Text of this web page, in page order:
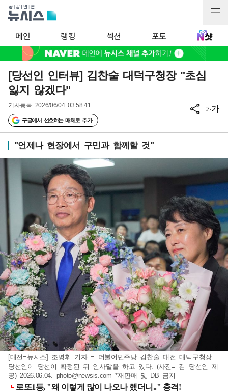
메인 랭킹 섹션 포토
[당선인 인터뷰] 김찬술 대덕구청장 "초심
잃지 않겠다"
기사등록 2026/06/04 03:58:41
구글에서 선호하는 매체로 추가
가가
"언제나 현장에서 구민과 함께할 것"
[대전=뉴시스] 조명휘 기자 = 더불어민주당 김찬술 대전 대덕구청장
당선인이 당선이 확정된 뒤 인사말을 하고 있다. (사진= 김 당선인 제
공) 2026.06.04. photo@newsis.com *재판매 및 DB 금지